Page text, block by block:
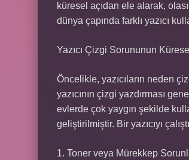
küresel açıdan ele alarak,
dünya çapında farklı yazıcı
Yazıcı Çizgi Sorununun
Öncelikle, yazıcıların neden
yazıcının çizgi yazdırması
evlerde çok yaygın şekilde
geliştirilmiştir. Bir yazıcıyı
1. Toner veya Mürekkep